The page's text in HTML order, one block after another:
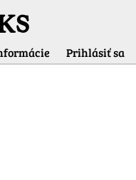
Prihlásiť sa